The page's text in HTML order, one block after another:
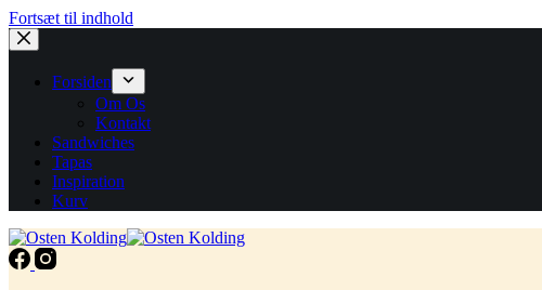
Fortsæt til indhold
Forsiden
Om Os
Kontakt
Sandwiches
Tapas
Inspiration
Kurv